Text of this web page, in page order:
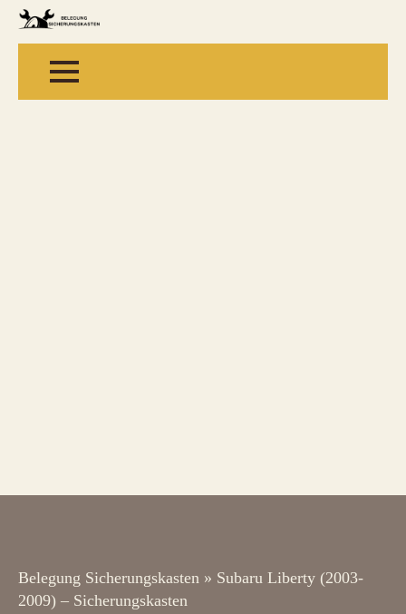
Belegung Sicherungskasten » Subaru Liberty (2003-
2009) – Sicherungskasten